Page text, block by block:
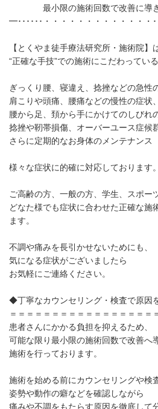
最小限の施術回数で改善に導
━･･････・・・・・・・・・・・・・
【とくやま徒手療法研究所・施術院】
“正確な手技”での施術にこだわってい
ぎっくり腰、寝違え、捻挫などの急性
肩こりや頭痛、腰痛などの慢性の症状、
腰から足、頚から手にかけてのしびれ
捻挫や靭帯損傷、オーバーユース症候
さらに定期的なお身体のメンテナン
様々な症状に的確に対応しております。
ご高齢の方、一般の方、学生、スポー
どなた様でも症状に合わせた正確な施
ます。
不調や痛みを長引かせないためにも、
気になる症状がございましたら
お気軽にご連絡ください。
◆丁寧なカウンセリング・検査で原因
＝＝＝＝＝＝＝＝＝＝＝＝＝＝＝＝＝
患者さんにかかる負担を抑えるため、
可能な限り最小限の施術回数で改善へ
施術を行っております。
施術を始める前にカウンセリングや検
姿勢や動作の癖などを確認しながら
痛みや不調をもたらす原因を徹底して